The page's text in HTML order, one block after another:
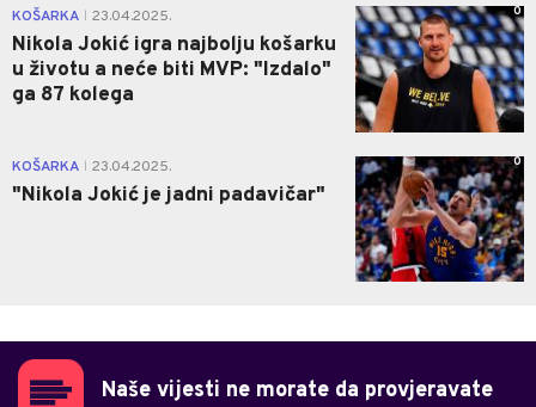
KOŠARKA 23.04.2025.
Nikola Jokić igra najbolju košarku
u životu a neće biti MVP: "Izdalo"
ga 87 kolega
0
KOŠARKA 23.04.2025.
"Nikola Jokić je jadni padavičar"
0
Naše vijesti ne morate da provjeravate